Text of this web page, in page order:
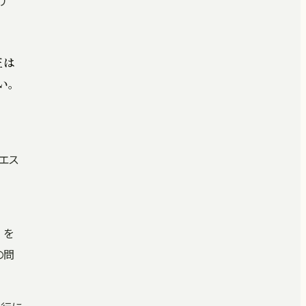
は
ス
を
問